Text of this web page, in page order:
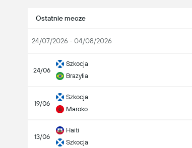
Ostatnie mecze
24/07/2026 - 04/08/2026
24/06
Szkocja
Brazylia
19/06
Szkocja
Maroko
13/06
Haiti
Szkocja